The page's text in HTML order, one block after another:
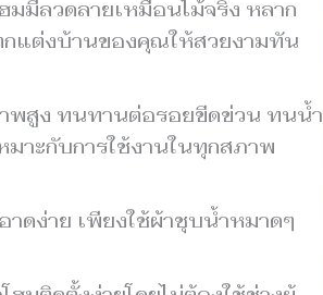
มมีลวดลายเหมือนไม้จริง หลาก
แต่งบ้านของคุณให้สวยงามทัน
พสูง ทนทานต่อรอยขีดข่วน ทนน้ำ
าะกับการใช้งานในทุกสภาพ
าดง่าย เพียงใช้ผ้าชุบน้ำหมาดๆ